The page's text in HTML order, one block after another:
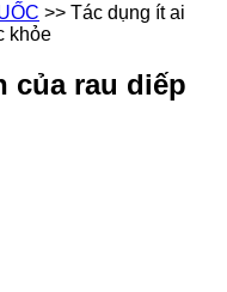
>> Tác dụng ít ai
khỏe
của rau diếp